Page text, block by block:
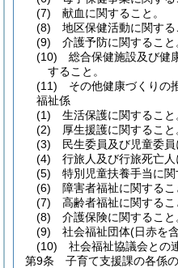
(7) 献血に関すること。
(8) 地区保健活動に関する
(9) 介護予防に関すること
(10) 総合保健施設及び健
すること。
(11) その他健康づくりの
福祉係
(1) 生活保護に関すること
(2) 厚生援護に関すること
(3) 民生委員及び児童委員
(4) 行旅人及び行旅死亡人
(5) 特別児童扶養手当に関
(6) 障害者福祉に関するこ
(7) 高齢者福祉に関するこ
(8) 介護保険に関すること
(9) 社会福祉団体(日赤を
(10) 社会福祉協議会との
第9条
子育て支援課の各係